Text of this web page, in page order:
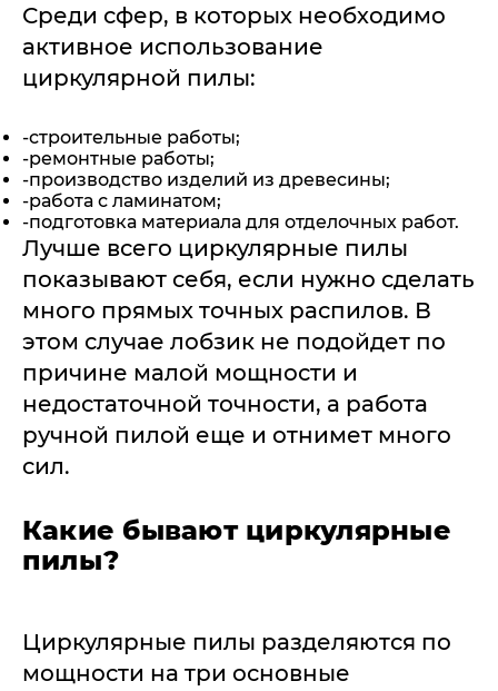
Среди сфер, в которых необходимо
активное использование
циркулярной пилы:
-строительные работы;
-ремонтные работы;
-производство изделий из древесины;
-работа с ламинатом;
-подготовка материала для отделочных работ.
Лучше всего циркулярные пилы
показывают себя, если нужно сделать
много прямых точных распилов. В
этом случае лобзик не подойдет по
причине малой мощности и
недостаточной точности, а работа
ручной пилой еще и отнимет много
сил.
Какие бывают циркулярные
пилы?
Циркулярные пилы разделяются по
мощности на три основные